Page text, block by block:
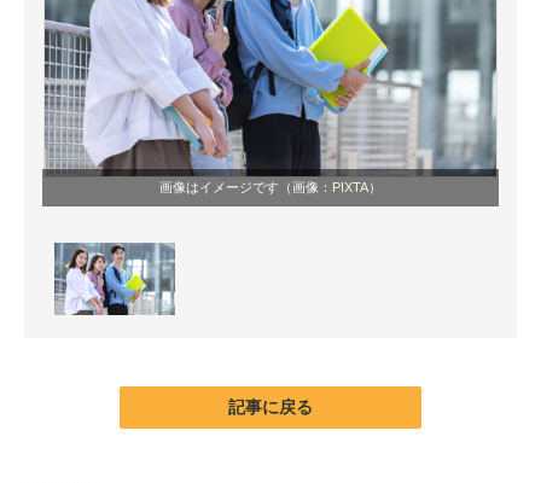
ビジネスと働き方のヒント
AI活用のいまが分かる
企業ITのトレンドを詳説
経営リーダーのコミュニティ
マーケ×ITの今がよく分かる
ITエンジニア向け専門サイト
IT製品の技術・比較・事例
画像はイメージです（画像： PIXTA）
記事に戻る